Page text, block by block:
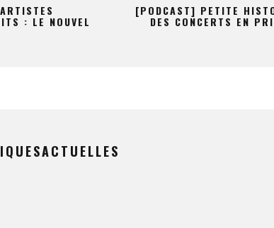
: LE NOUVEL
[PODCAST] PETITE
DES CONCERTS EN